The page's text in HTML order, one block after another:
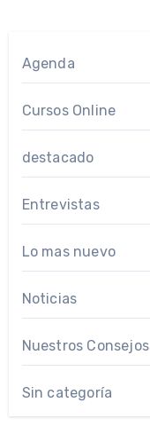
Agenda
Cursos Online
destacado
Entrevistas
Lo mas nuevo
Noticias
Nuestros Consejos
Sin categoría